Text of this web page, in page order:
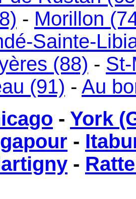
- Morillon
Sainte-
(88) -
(91) - Au
- York
-
-